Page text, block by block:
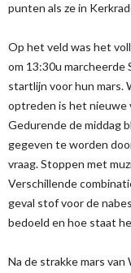
punten als ze in
Op het veld was het
om 13:30u marcheerde
startlijn voor hun mars.
optreden is het nieuwe
Gedurende de middag
gegeven te worden
vraag. Stoppen met
Verschillende
geval stof voor de
bedoeld en hoe staat
Na de strakke mars